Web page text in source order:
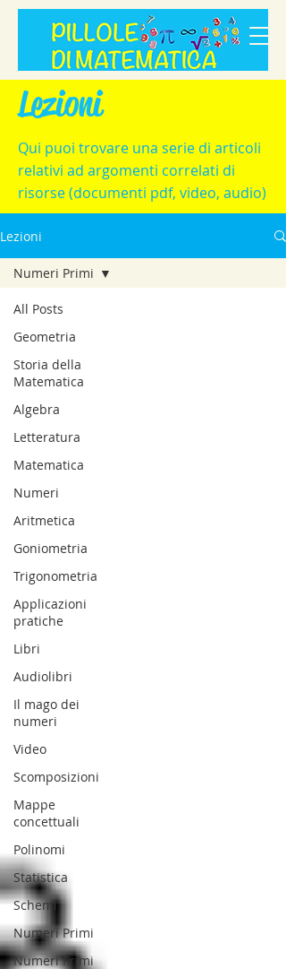
Lezioni
Qui puoi trovare una serie di articoli
relativi ad argomenti correlati di
risorse (documenti pdf, video, audio)
Lezioni
All Posts
Geometria
Storia della
Matematica
Algebra
Letteratura
Matematica
Numeri
Aritmetica
Goniometria
Trigonometria
Applicazioni
pratiche
Libri
Audiolibri
Il mago dei
numeri
Video
Scomposizioni
Mappe
concettuali
Polinomi
Statistica
Schemi
Numeri Primi
Numeri Primi
Numeri Primi